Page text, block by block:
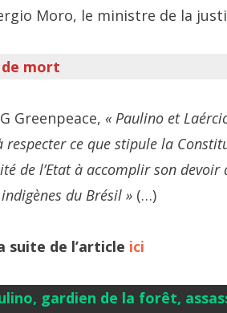
Moro, le ministre de la
de mort
Greenpeace, « Paulino et
respecter ce que stipule la
de l’Etat à accomplir son
du Brésil »(…)
suite de l’article ici
gardien de la forêt,